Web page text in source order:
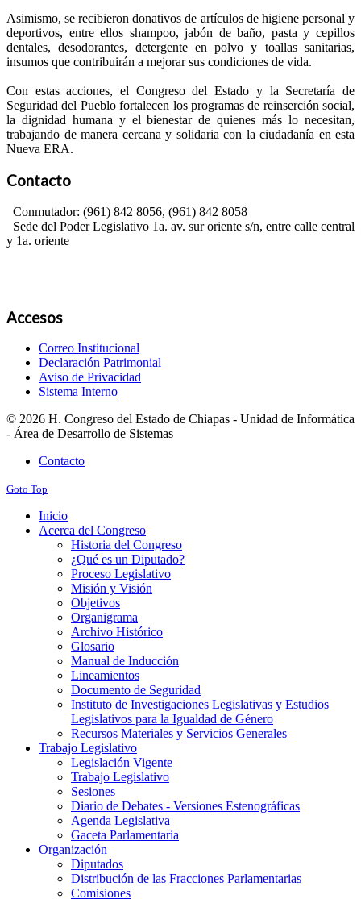
Asimismo, se recibieron donativos de artículos de higiene personal y
deportivos, entre ellos shampoo, jabón de baño, pasta y cepillos
dentales, desodorantes, detergente en polvo y toallas sanitarias,
insumos que contribuirán a mejorar sus condiciones de vida.
Con estas acciones, el Congreso del Estado y la Secretaría de
Seguridad del Pueblo fortalecen los programas de reinserción social,
la dignidad humana y el bienestar de quienes más lo necesitan,
trabajando de manera cercana y solidaria con la ciudadanía en esta
Nueva ERA.
Contacto
Conmutador: (961) 842 8056, (961) 842 8058
Sede del Poder Legislativo 1a. av. sur oriente s/n, entre calle central
y 1a. oriente
Accesos
Correo Institucional
Declaración Patrimonial
Aviso de Privacidad
Sistema Interno
© 2026 H. Congreso del Estado de Chiapas - Unidad de Informática
- Área de Desarrollo de Sistemas
Contacto
Goto Top
Inicio
Acerca del Congreso
Historia del Congreso
¿Qué es un Diputado?
Proceso Legislativo
Misión y Visión
Objetivos
Organigrama
Archivo Histórico
Glosario
Manual de Inducción
Lineamientos
Documento de Seguridad
Instituto de Investigaciones Legislativas y Estudios
Legislativos para la Igualdad de Género
Recursos Materiales y Servicios Generales
Trabajo Legislativo
Legislación Vigente
Trabajo Legislativo
Sesiones
Diario de Debates - Versiones Estenográficas
Agenda Legislativa
Gaceta Parlamentaria
Organización
Diputados
Distribución de las Fracciones Parlamentarias
Comisiones